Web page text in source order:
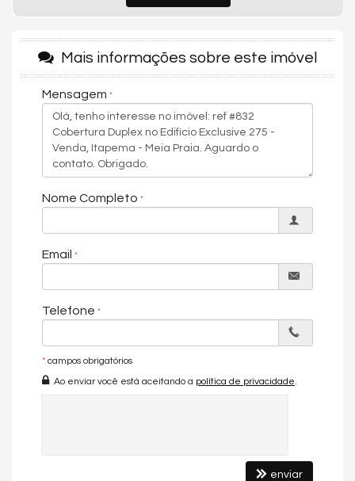
Características do Imóvel
Aquecimento de Água
Churrasqueira
Sistema de Alarme
Internet / WiFi
Piso Porcelanato
TV a Cabo
Infra para Ar Split
Andar Alto
Vista Mar
Vista Panorâmica
Copa/Cozinha
Mais informações sobre este imóvel
Mensagem
Nome Completo
Email
Telefone
* campos obrigatórios
Ao enviar você está aceitando a política de privacidade.
enviar